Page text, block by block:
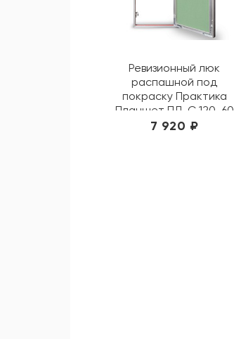
Ревизионный люк
распашной под
покраску Практика
Планшет ПЛ-С 120-60
(120х60х5,2 см)
7 920 ₽